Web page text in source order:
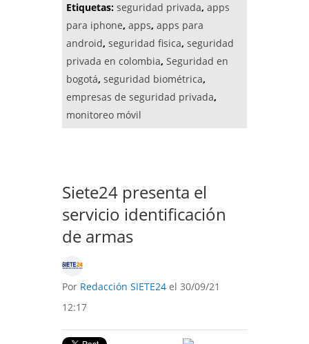
Etiquetas: seguridad privada, apps
para iphone, apps, apps para
android, seguridad fisica, seguridad
privada en colombia, Seguridad en
bogotá, seguridad biométrica,
empresas de seguridad privada,
monitoreo móvil
Siete24 presenta el
servicio identificación
de armas
Por Redacción SIETE24 el 30/09/21
12:17